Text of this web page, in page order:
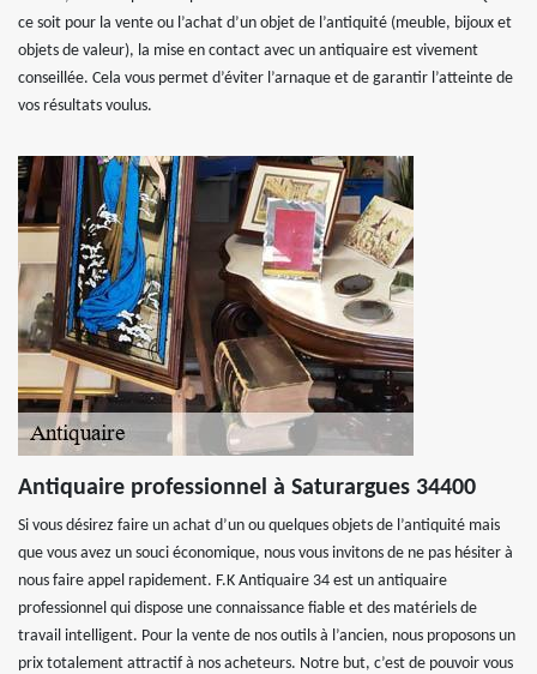
ce soit pour la vente ou l’achat d’un objet de l’antiquité (meuble, bijoux et
objets de valeur), la mise en contact avec un antiquaire est vivement
conseillée. Cela vous permet d’éviter l’arnaque et de garantir l’atteinte de
vos résultats voulus.
Antiquaire professionnel à Saturargues 34400
Si vous désirez faire un achat d’un ou quelques objets de l’antiquité mais
que vous avez un souci économique, nous vous invitons de ne pas hésiter à
nous faire appel rapidement. F.K Antiquaire 34 est un antiquaire
professionnel qui dispose une connaissance fiable et des matériels de
travail intelligent. Pour la vente de nos outils à l’ancien, nous proposons un
prix totalement attractif à nos acheteurs. Notre but, c’est de pouvoir vous